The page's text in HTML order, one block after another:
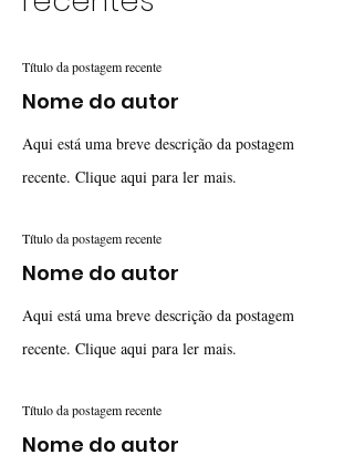
Título da postagem recente
Nome do autor
Aqui está uma breve descrição da postagem
recente. Clique aqui para ler mais.
Título da postagem recente
Nome do autor
Aqui está uma breve descrição da postagem
recente. Clique aqui para ler mais.
Título da postagem recente
Nome do autor